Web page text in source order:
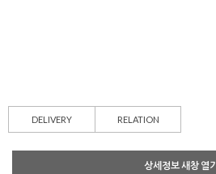
DELIVERY RELATION
상세정보 새창 열기